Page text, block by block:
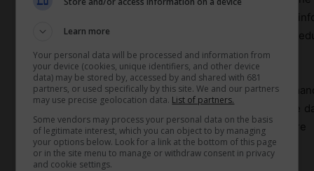
conosce la normativa, ma anche i vincoli dei sistemi
questa intersezione che si può disegnare una
praticabile
Un buon presidio di compliance pone alcune
inserire gli stessi dati? Ogni livello di firma aggiunge
essere automatizzati riducendo il rischio di errore
accademiche.
Learn more
Your personal data will be processed and information from
your device (cookies, unique identifiers, and other device
data) may be stored by, accessed by and shared with 681
partners, or used specifically by this site. We and our partners
may use precise geolocation data. List of partners.
Some vendors may process your personal data on the basis
of legitimate interest, which you can object to by managing
your options below. Look for a link at the bottom of this page
or in the site menu to manage or withdraw consent in privacy
and cookie settings.